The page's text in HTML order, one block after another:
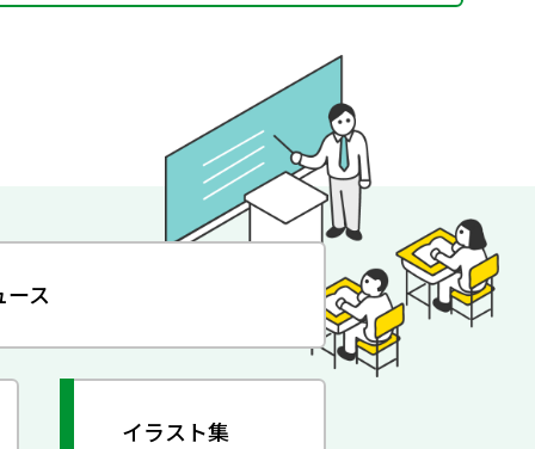
ース
イラスト集